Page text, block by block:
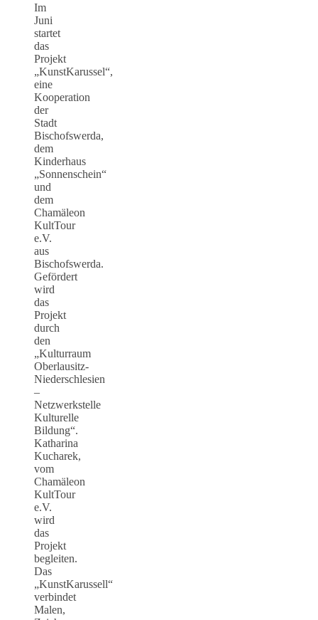
Im
Juni
startet
das
Projekt
„KunstKarussel“,
eine
Kooperation
der
Stadt
Bischofswerda,
dem
Kinderhaus
„Sonnenschein“
und
dem
Chamäleon
KultTour
e.V.
aus
Bischofswerda.
Gefördert
wird
das
Projekt
durch
den
„Kulturraum
Oberlausitz-
Niederschlesien
–
Netzwerkstelle
Kulturelle
Bildung“.
Katharina
Kucharek,
vom
Chamäleon
KultTour
e.V.
wird
das
Projekt
begleiten.
Das
„KunstKarussell“
verbindet
Malen,